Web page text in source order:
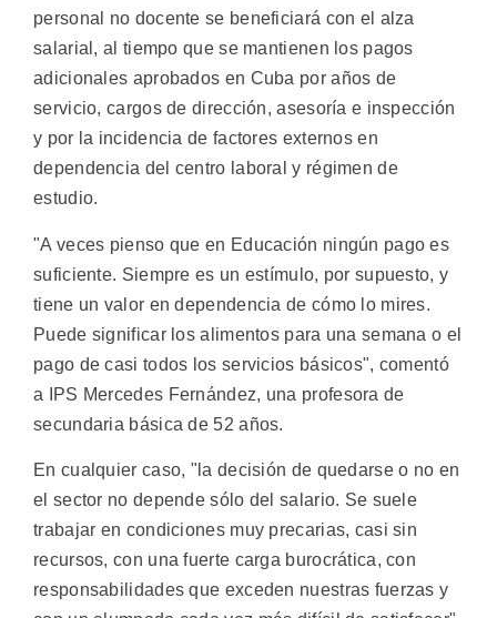
personal no docente se beneficiará con el alza
salarial, al tiempo que se mantienen los pagos
adicionales aprobados en Cuba por años de
servicio, cargos de dirección, asesoría e inspección
y por la incidencia de factores externos en
dependencia del centro laboral y régimen de
estudio.
"A veces pienso que en Educación ningún pago es
suficiente. Siempre es un estímulo, por supuesto, y
tiene un valor en dependencia de cómo lo mires.
Puede significar los alimentos para una semana o el
pago de casi todos los servicios básicos", comentó
a IPS Mercedes Fernández, una profesora de
secundaria básica de 52 años.
En cualquier caso, "la decisión de quedarse o no en
el sector no depende sólo del salario. Se suele
trabajar en condiciones muy precarias, casi sin
recursos, con una fuerte carga burocrática, con
responsabilidades que exceden nuestras fuerzas y